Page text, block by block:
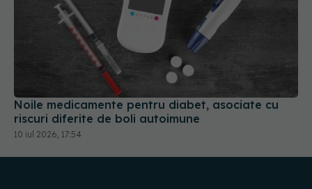
Noile medicamente pentru diabet, asociate cu
riscuri diferite de boli autoimune
10 iul 2026, 17:54